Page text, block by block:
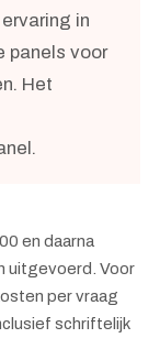
in
panels voor
Het
en daarna
uitgevoerd. Voor
per vraag
schriftelijk